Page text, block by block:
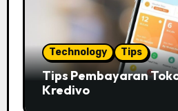
Technology Tips
Tips Pembayaran
Kredivo